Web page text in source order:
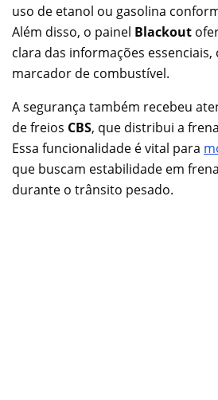
uso de etanol ou gasolina
Além disso, o painel Blackout
clara das informações
marcador de combustível.
A segurança também recebeu
de freios CBS, que distribui a
Essa funcionalidade é vital para
que buscam estabilidade em
durante o trânsito pesado.